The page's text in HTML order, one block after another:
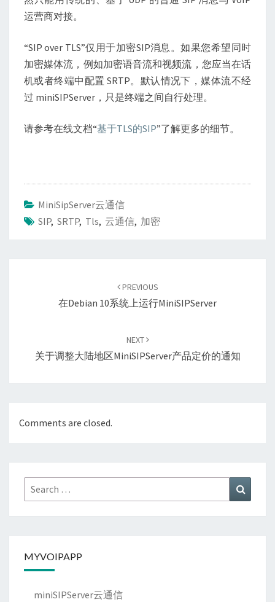
运营商对接。
“SIP over TLS”仅用于加密SIP消息。如果您希望同时
加密媒体流，例如加密语音流和视频流，您应当在话
机或者终端中配置 SRTP。默认情况下，媒体流不经
过 miniSIPServer，只是终端之间自行处理。
请参考在线文档“基于TLS的SIP”了解更多的细节。
MiniSipServer云通信
SIP, SRTP, Tls, 云通信, 加密
PREVIOUS
在Debian 10系统上运行miniSIPServer
NEXT
关于调整大陆地区miniSIPServer产品定价的通知
Comments are closed.
Search
for:
MYVOIPAPP
miniSIPServer云通信